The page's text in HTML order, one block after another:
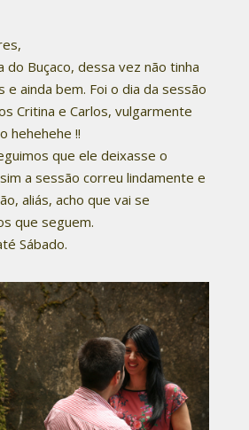
Buçaco, dessa vez não tinha
ainda bem. Foi o dia da sessão
Critina e Carlos, vulgarmente
hehehehe !!
que ele deixasse o
a sessão correu lindamente e
aliás, acho que vai se
que seguem.
Sábado.